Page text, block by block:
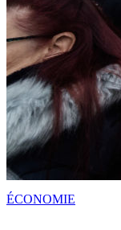
ÉCONOMIE